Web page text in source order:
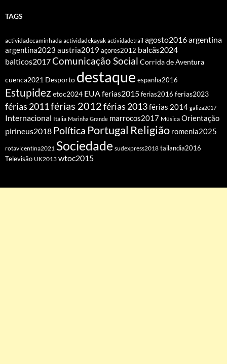
TAGS
actividadecaminhada actividadekayak actividadetrail agosto2016argentina
argentina2023 austria2019 açores2012 balcãs2024
balticos2017Comunicação Social Corrida de Aventura
cuenca2021 Desporto destaque espanha2016
Estupidez etoc2024 EUAferias2015ferias2016 ferias2023
férias 2011férias 2012férias 2013férias 2014 galiza2017
Internacional Itália Marinha Grande marrocos2017 Música Orientação
pirineus2018 Política Portugal Religião romenia2025
rotavicentina2021 Sociedade sudexpress2018 tailandia2016
Televisão UK2013 wtoc2015